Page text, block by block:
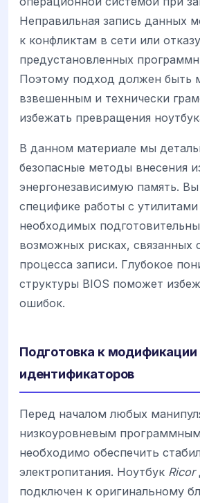
Неправильная запись данных
к конфликтам в сети или
предустановленных
Поэтому подход должен быть
взвешенным и технически
избежать превращения
В данном материале мы
безопасные методы внесения
энергонезависимую память. Вы
специфике работы с утилитами
необходимых
возможных рисках, связанных
процесса записи. Глубокое
структуры BIOS поможет
ошибок.
Подготовка к
идентификаторов
Перед началом любых
низкоуровневым
необходимо обеспечить
электропитания. Ноутбук Ricor
подключен к оригинальному